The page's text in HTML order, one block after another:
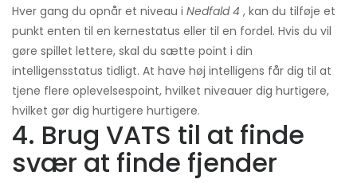
Hver gang du opnår et niveau i Nedfald 4 , kan du tilføje et
punkt enten til en kernestatus eller til en fordel. Hvis du vil
gøre spillet lettere, skal du sætte point i din
intelligensstatus tidligt. At have høj intelligens får dig til at
tjene flere oplevelsespoint, hvilket niveauer dig hurtigere,
hvilket gør dig hurtigere hurtigere.
4. Brug VATS til at finde
svær at finde fjender